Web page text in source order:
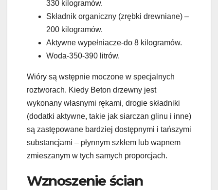
330 kilogramów.
Składnik organiczny (zrębki drewniane) –
200 kilogramów.
Aktywne wypełniacze-do 8 kilogramów.
Woda-350-390 litrów.
Wióry są wstępnie moczone w specjalnych
roztworach. Kiedy Beton drzewny jest
wykonany własnymi rękami, drogie składniki
(dodatki aktywne, takie jak siarczan glinu i inne)
są zastępowane bardziej dostępnymi i tańszymi
substancjami – płynnym szkłem lub wapnem
zmieszanym w tych samych proporcjach.
Wznoszenie ścian